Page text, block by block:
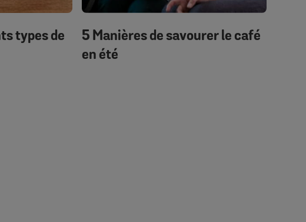
types de
5 Manières de savourer le café
en été